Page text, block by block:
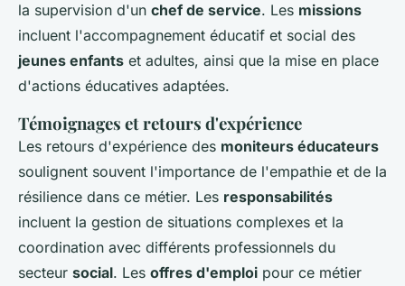
la supervision d'un chef de service. Les missions
incluent l'accompagnement éducatif et social des
jeunes enfants et adultes, ainsi que la mise en place
d'actions éducatives adaptées.
Témoignages et retours d'expérience
Les retours d'expérience des moniteurs éducateurs
soulignent souvent l'importance de l'empathie et de la
résilience dans ce métier. Les responsabilités
incluent la gestion de situations complexes et la
coordination avec différents professionnels du
secteur social. Les offres d'emploi pour ce métier